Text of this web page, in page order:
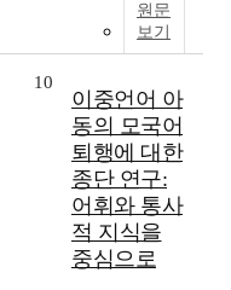
원문
보기
10
이중언어 아
동의 모국어
퇴행에 대한
종단 연구:
어휘와 통사
적 지식을
중심으로